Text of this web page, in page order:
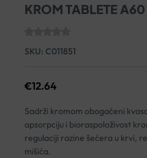
KROM TABLETE
SKU: C011851
€12.64
Sadrži kromom obogaćeni
apsorpciju i bioraspoloživost
regulaciji razine šećera u krvi,
mišića.